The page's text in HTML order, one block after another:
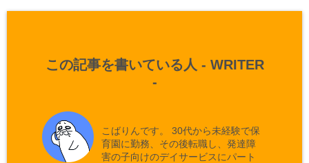
この記事を書いている人 - WRITER
-
こばりんです。 30代から未経験で保
育園に勤務、その後転職し、発達障
害の子向けのデイサービスにパート